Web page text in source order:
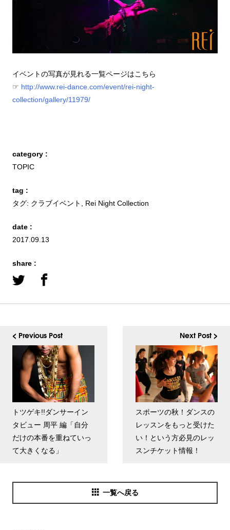
イベントの写真が見れる一覧ページはこちら
☞ http://www.rei-dance.com/event/rei-night-
collection/gallery/11979/
category :
TOPIC
tag :
タグ: クラブイベント Rei Night Collection
date :
2017.09.13
share :
< Previous Post
トツゲキ!!ダンサーイン
タビュー 周平 編「自分
だけの本番を重ねていっ
て大きくなる」
Next Post >
スポーツの秋！ダンスの
レッスンをもっと受けた
い！という方必見のレッ
スンチケット情報！
一覧へ戻る